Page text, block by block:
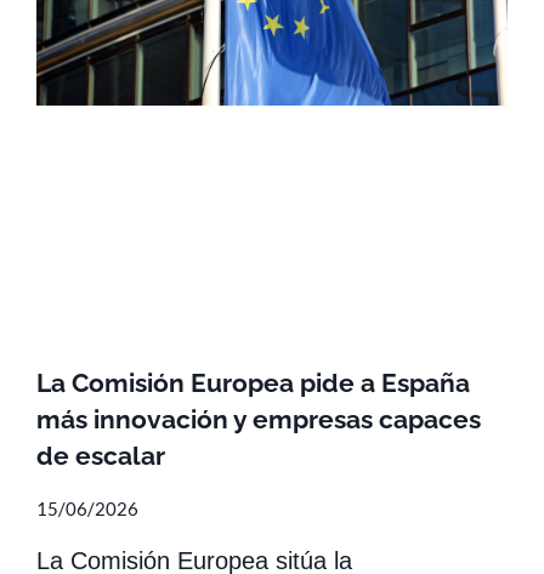
La Comisión Europea pide a España
más innovación y empresas capaces
de escalar
15/06/2026
La Comisión Europea sitúa la